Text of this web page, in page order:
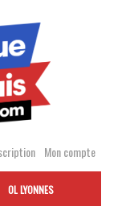
Mon compte
OL LYONNES